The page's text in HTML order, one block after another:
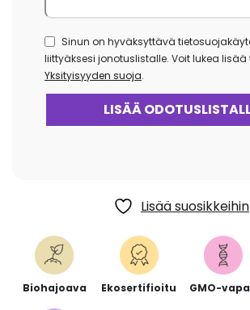
Sinun on hyväksyttävä
liittyäksesi jonotuslistalle. Voit lukea
Yksityisyyden suoja.
Lisää suosikkeihin
Biohajoava Ekosertifioitu GMO-